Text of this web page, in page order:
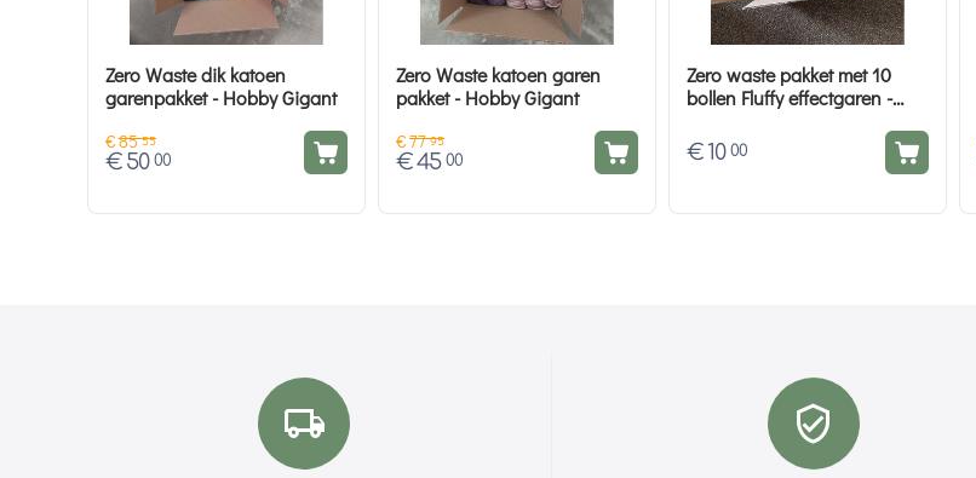
Zero Waste dik katoen
garenpakket - Hobby Gigant
€85 55
€ 50 00
Zero Waste katoen garen
pakket - Hobby Gigant
€77 95
€45 00
Zero waste pakket met 10
bollen Fluffy effectgaren -
€10 00